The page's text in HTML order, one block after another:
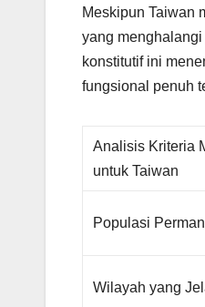
Meskipun Taiwan
yang
konstitutif ini
fungsional penuh
Analisis Kriteria
untuk Taiwan
Populasi
Wilayah yang